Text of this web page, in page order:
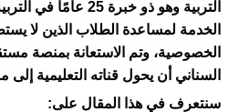
السناني أن يحول قناته التعليمية
سنتعرف في هذا المقال على: